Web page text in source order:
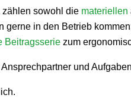
sowohl die materiellen
in den Betrieb
Beitragsseriezum
und